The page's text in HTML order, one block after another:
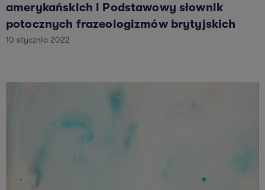
amerykańskich i Podstawowy słownik
potocznych frazeologizmów brytyjskich
10 stycznia 2022